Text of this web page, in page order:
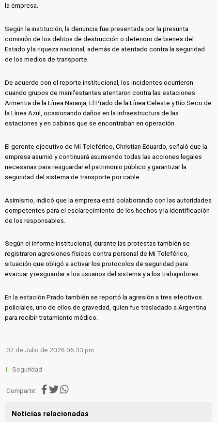
la empresa.
Según la institución, la denuncia fue presentada por la presunta
comisión de los delitos de destrucción o deterioro de bienes del
Estado y la riqueza nacional, además de atentado contra la seguridad
de los medios de transporte.
De acuerdo con el reporte institucional, los incidentes ocurrieron
cuando grupos de manifestantes atentaron contra las estaciones
Armentia de la Línea Naranja, El Prado de la Línea Celeste y Río Seco de
la Línea Azul, ocasionando daños en la infraestructura de las
estaciones y en cabinas que se encontraban en operación.
El gerente ejecutivo de Mi Teleférico, Christian Eduardo, señaló que la
empresa asumió y continuará asumiendo todas las acciones legales
necesarias para resguardar el patrimonio público y garantizar la
seguridad del sistema de transporte por cable.
Asimismo, indicó que la empresa está colaborando con las autoridades
competentes para el esclarecimiento de los hechos y la identificación
de los responsables.
Según el informe institucional, durante las protestas también se
registraron agresiones físicas contra personal de Mi Teleférico,
situación que obligó a activar los protocolos de seguridad para
evacuar y resguardar a los usuarios del sistema y a los trabajadores.
En la estación Prado también se reportó la agresión a tres efectivos
policiales, uno de ellos de gravedad, quien fue trasladado a Argentina
para recibir tratamiento médico.
07 de Julio de 2026 06:33 pm
Seguridad
Compartir:
Noticias relacionadas